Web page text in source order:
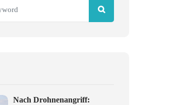
Nach Drohnenangriff: